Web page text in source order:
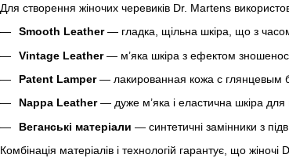
Для створення жіночих черевиків Dr. Martens
Smooth Leather— гладка, щільна шкіра, що з часом
Vintage Leather— м’яка шкіра з ефектом
Patent Lamper— лакированная кожа с глянцевым
Nappa Leather— дуже м’яка і еластична шкіра
Веганські матеріали — синтетичні замінники з
Комбінація матеріалів і технологій гарантує, що